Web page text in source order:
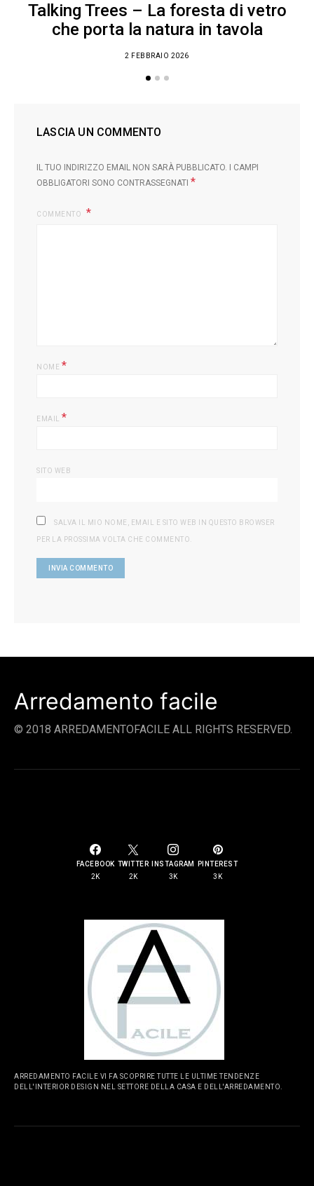
Talking Trees – La foresta di vetro
che porta la natura in tavola
2 FEBBRAIO 2026
LASCIA UN COMMENTO
IL TUO INDIRIZZO EMAIL NON SARÀ PUBBLICATO.
I CAMPI
OBBLIGATORI SONO CONTRASSEGNATI *
COMMENTO
NOME *
EMAIL *
SITO WEB
SALVA IL MIO NOME, EMAIL E SITO WEB IN QUESTO BROWSER
PER LA PROSSIMA VOLTA CHE COMMENTO.
Arredamento facile
© 2018 ARREDAMENTOFACILE ALL RIGHTS RESERVED.
FACEBOOK
2K
TWITTER
2K
INSTAGRAM
3K
PINTEREST
3K
ARREDAMENTO FACILE VI FA SCOPRIRE TUTTE LE ULTIME TENDENZE
DELL'INTERIOR DESIGN NEL SETTORE DELLA CASA E DELL'ARREDAMENTO.